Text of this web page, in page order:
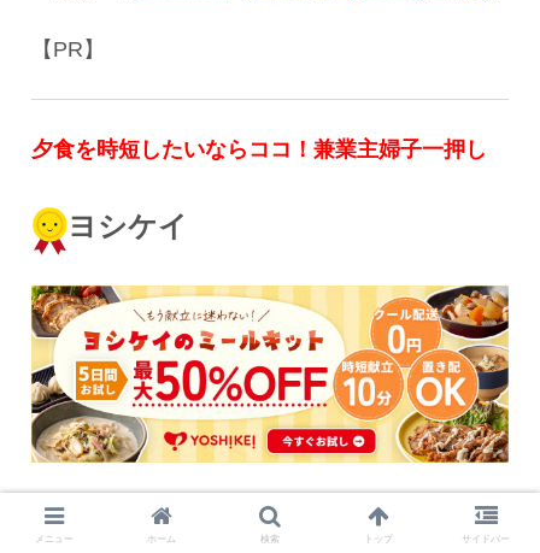
【PR】
夕食を時短したいならココ！ 兼業主婦子一押し
ヨシケイ
メニュー ホーム 検索 トップ サイドバー